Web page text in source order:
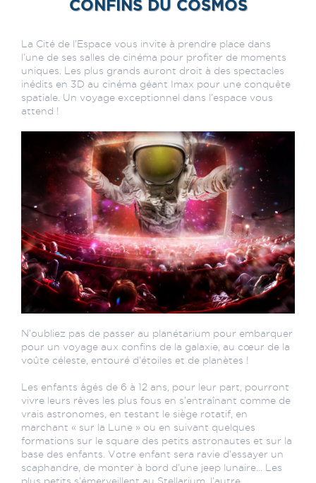
CONFINS DU COSMOS
La Cité de l’Espace vous invite à prendre place dans
l’une de ses salles de cinéma pour profiter de moments
uniques. Les plus grands auront droit à des spectacles
inédits en 3D au cinéma géant Imax pour une conquête
spatiale. Un voyage exceptionnel dans l’espace vous
attend !
N’oubliez pas de passer au planétarium pour embarquer
pour un voyage aux confins de la galaxie, au cœur de la
voûte céleste, entouré d’étoiles et de planètes !
Les enfants âgés de 6 à 12 ans, pour leur part, pourront
vivre leurs rêves les plus fous en s’entraînant comme de
vrais astronomes, en testant le siège rotatif, en
marchant « sur la Lune » ou en suivant quelques
formations sur le square des petits astronautes et sur la
base des enfants. Votre enfant sera ravie d’essayer un
scaphandre, de monter à bord d’une jeep lunaire... Les